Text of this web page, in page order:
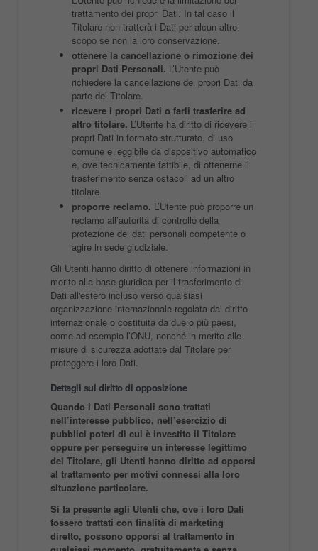
trattamento dei propri Dati. In tal caso il
Titolare non tratterà i Dati per alcun altro
scopo se non la loro conservazione.
ottenere la cancellazione o rimozione dei
propri Dati Personali. L’Utente può
richiedere la cancellazione dei propri Dati da
parte del Titolare.
ricevere i propri Dati o farli trasferire ad
altro titolare. L’Utente ha diritto di ricevere i
propri Dati in formato strutturato, di uso
comune e leggibile da dispositivo automatico
e, ove tecnicamente fattibile, di ottenerne il
trasferimento senza ostacoli ad un altro
titolare.
proporre reclamo. L’Utente può proporre un
reclamo all’autorità di controllo della
protezione dei dati personali competente o
agire in sede giudiziale.
Gli Utenti hanno diritto di ottenere informazioni in
merito alla base giuridica per il trasferimento di
Dati all'estero incluso verso qualsiasi
organizzazione internazionale regolata dal diritto
internazionale o costituita da due o più paesi,
come ad esempio l’ONU, nonché in merito alle
misure di sicurezza adottate dal Titolare per
proteggere i loro Dati.
Dettagli sul diritto di opposizione
Quando i Dati Personali sono trattati
nell’interesse pubblico, nell’esercizio di
pubblici poteri di cui è investito il Titolare
oppure per perseguire un interesse legittimo
del Titolare, gli Utenti hanno diritto ad opporsi
al trattamento per motivi connessi alla loro
situazione particolare.
Si fa presente agli Utenti che, ove i loro Dati
fossero trattati con finalità di marketing
diretto, possono opporsi al trattamento in